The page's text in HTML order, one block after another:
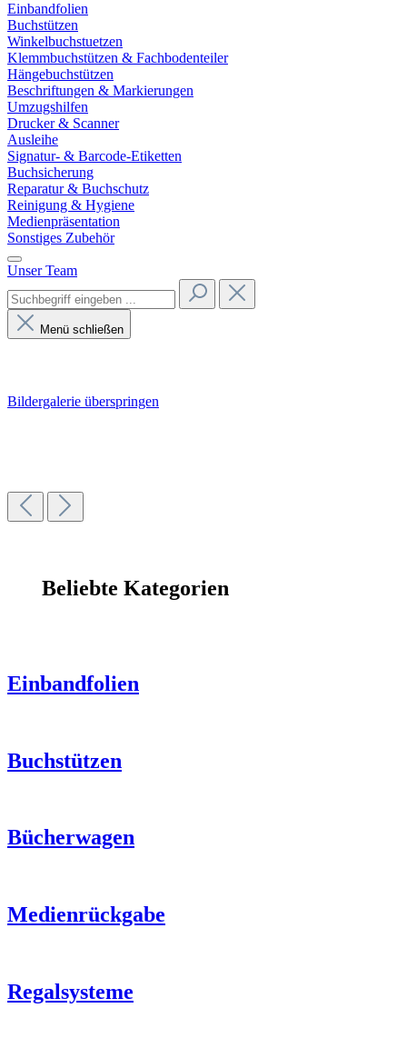
Einbandfolien
Buchstützen
Winkelbuchstuetzen
Klemmbuchstützen & Fachbodenteiler
Hängebuchstützen
Beschriftungen & Markierungen
Umzugshilfen
Drucker & Scanner
Ausleihe
Signatur- & Barcode-Etiketten
Buchsicherung
Reparatur & Buchschutz
Reinigung & Hygiene
Medienpräsentation
Sonstiges Zubehör
Unser Team
Menü schließen
Bildergalerie überspringen
Beliebte Kategorien
Einbandfolien
Buchstützen
Bücherwagen
Medienrückgabe
Regalsysteme